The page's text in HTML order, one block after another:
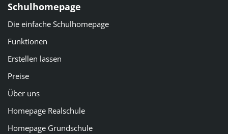
Schulhomepage
Die einfache Schulhomepage
Funktionen
Erstellen lassen
Preise
Über uns
Homepage Realschule
Homepage Grundschule